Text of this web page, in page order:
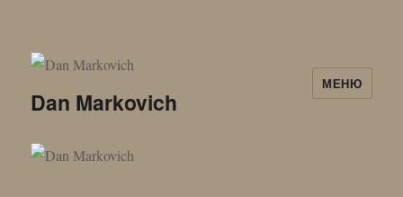
Dan Markovich
МЕНЮ